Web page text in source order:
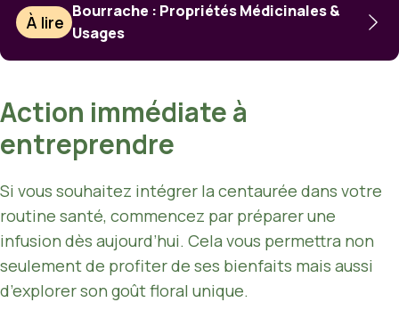
À lire
Bourrache : Propriétés Médicinales &
Usages
Action immédiate à
entreprendre
Si vous souhaitez intégrer la centaurée dans votre
routine santé, commencez par préparer une
infusion dès aujourd’hui. Cela vous permettra non
seulement de profiter de ses bienfaits mais aussi
d’explorer son goût floral unique.